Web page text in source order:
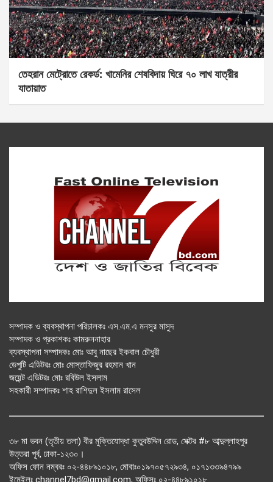
তেহরান মেট্রোতে রেকর্ড: খামেনির শেষবিদায় ঘিরে ৭০ লাখ যাত্রীর
যাতায়াত
সম্পাদক ও ব্যবস্থাপনা পরিচালকঃ এস.এম.এ মনসুর মাসুদ
সম্পাদক ও প্রকাশকঃ কামরুননাহার
ব্যবস্থাপনা সম্পাদকঃ মোঃ আবু নাছের ইকবাল চৌধুরী
ডেপুটি এডিটরঃ মোঃ মোস্তাফিজুর রহমান খান
জয়েন্ট এডিটরঃ মোঃ রবিউল ইসলাম
সহকারী সম্পাদকঃ শাহ রাশিদুল ইসলাম রাসেল
৩৮ মা ভবন (তৃতীয় তলা) বীর মুক্তিযোদ্ধা কুতুবউদ্দিন রোড, সেক্টর #৮ আব্দুল্লাহপুর
উত্তরা পূর্ব, ঢাকা-১২৩০।
অফিস ফোন নম্বরঃ ০২-৪৪৮৯১০১৮, মোবাঃ০১৯৭০৫৭২৯৩৪, ০১৭১৩৩৯৪৭৯৯
ইমেইলঃ channel7bd@gmail.com, অফিসঃ ০২-৪৪৮৯১০১৮